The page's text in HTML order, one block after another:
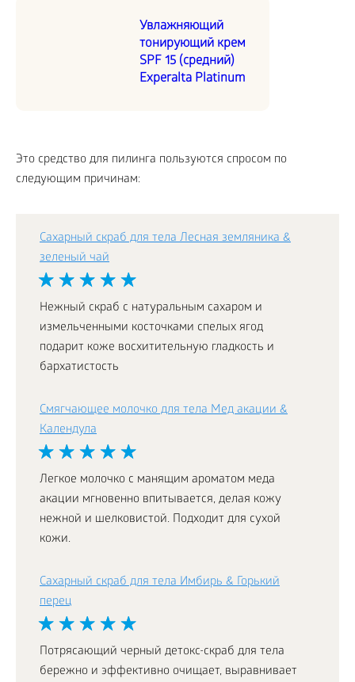
Увлажняющий
тонирующий крем
SPF 15 (средний)
Experalta Platinum
Это средство для пилинга пользуются спросом по
следующим причинам:
Сахарный скраб для тела Лесная земляника &
зеленый чай
Нежный скраб с натуральным сахаром и
измельченными косточками спелых ягод
подарит коже восхитительную гладкость и
бархатистость
Смягчающее молочко для тела Мед акации &
Календула
Легкое молочко с манящим ароматом меда
акации мгновенно впитывается, делая кожу
нежной и шелковистой. Подходит для сухой
кожи.
Сахарный скраб для тела Имбирь & Горький
перец
Потрясающий черный детокс-скраб для тела
бережно и эффективно очищает, выравнивает